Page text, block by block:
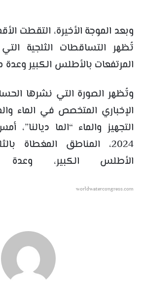
وبعد الموجة الأخيرة، التقطت
تُظهر التساقطات الثلجية
المرتفعات بالأطلس الكبير وعدة
وتُظهر الصورة التي نشرها
الإخباري المتخصص في الماء
2024، المناطق المغطاة
الأطلس الكبير،
worldwatercongress.com